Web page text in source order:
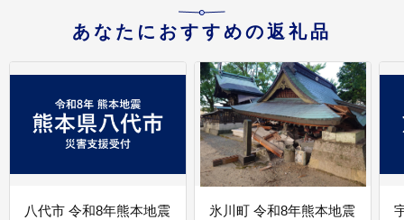
あなたにおすすめの返礼品
八代市 令和8年熊本地震
氷川町 令和8年熊本地震